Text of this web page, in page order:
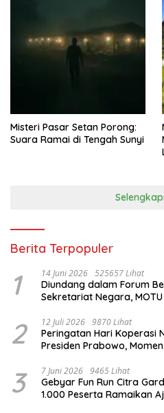
Misteri Pasar Setan Porong:
Suara Ramai di Tengah Sunyi
Berita Terpopuler
1 14 Juni 2026 525657 Lihat
Diundang dalam Forum
Sekretariat Negara,
2 12 Juli 2026 9870 Lihat
Peringatan Hari Koperasi
Presiden Prabowo,
3 7 Juni 2026 9465 Lihat
Gebyar Fun Run Citra
1.000 Peserta Ramaikan